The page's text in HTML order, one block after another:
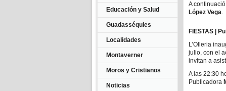
Educación y Salud
Guadasséquies
Localidades
Montaverner
Moros y Cristianos
Noticias
A
López Vega.
FIESTAS |
L’Olleria
julio, con el
invitan a
A las 22:30
Publicadora